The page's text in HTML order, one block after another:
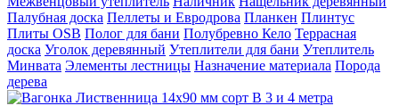
Палубная доска Пеллеты и Евродрова Планкен Плинтус
Плиты OSB Полог для бани Полубревно Кело Террасная
доска Уголок деревянный Утеплители для бани Утеплитель
Минвата Элементы лестницы Назначение материала Порода
дерева